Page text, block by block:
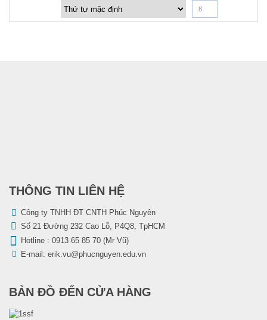
8
THÔNG TIN LIÊN HỆ
Công ty TNHH ĐT CNTH Phúc Nguyên
Số 21 Đường 232 Cao Lỗ, P4Q8, TpHCM
Hotline : 0913 65 85 70 (Mr Vũ)
E-mail: erik.vu@phucnguyen.edu.vn
BẢN ĐỒ ĐẾN CỬA HÀNG